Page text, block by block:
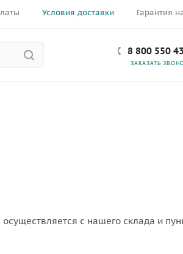
Условия доставки Гарантия
8 800 550
ЗАКАЗАТЬ
с нашего склада и